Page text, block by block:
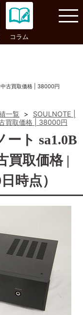
コラム
古買取価格 | 38000円
一覧 >
SOULNOTE |
買取価格 | 38000円
ート sa1.0B
買取価格 |
時点）